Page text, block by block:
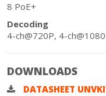
8 PoE+
Decoding
4-ch@720P, 4-
DOWNLOADS
DATASHEET